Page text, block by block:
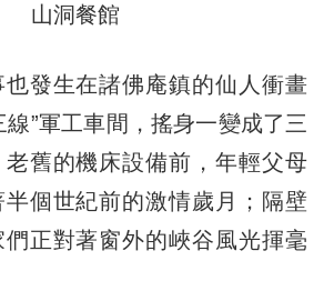
山洞餐館
生在諸佛庵鎮的仙人衝畫
線”軍工車間，搖身一變成了三
舊的機床設備前，年輕父母
個世紀前的激情歲月；隔壁
正對著窗外的峽谷風光揮毫